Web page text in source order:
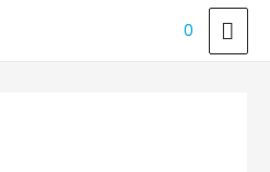
0